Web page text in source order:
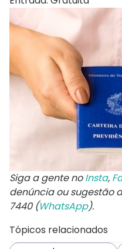
Siga a gente noInsta,
denúncia ou sugestão
7440 (WhatsApp).
Tópicos relacionados